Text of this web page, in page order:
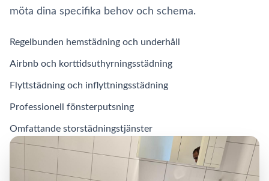
möta dina specifika behov och schema.
Regelbunden hemstädning och underhåll
Airbnb och korttidsuthyrningsstädning
Flyttstädning och inflyttningsstädning
Professionell fönsterputsning
Omfattande storstädningstjänster